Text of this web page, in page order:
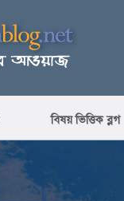
বিষয় ভিত্তিক ব্লগ